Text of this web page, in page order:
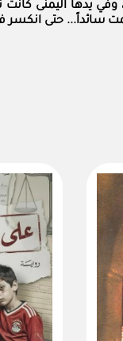
يدها اليمنى
سائداً... حتى انكسر